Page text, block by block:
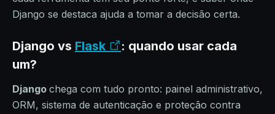
Django se destaca ajuda a tomar a decisão certa.
Django vs Flask
: quando usar cada
um?
Django chega com tudo pronto: painel administrativo,
ORM, sistema de autenticação e proteção contra